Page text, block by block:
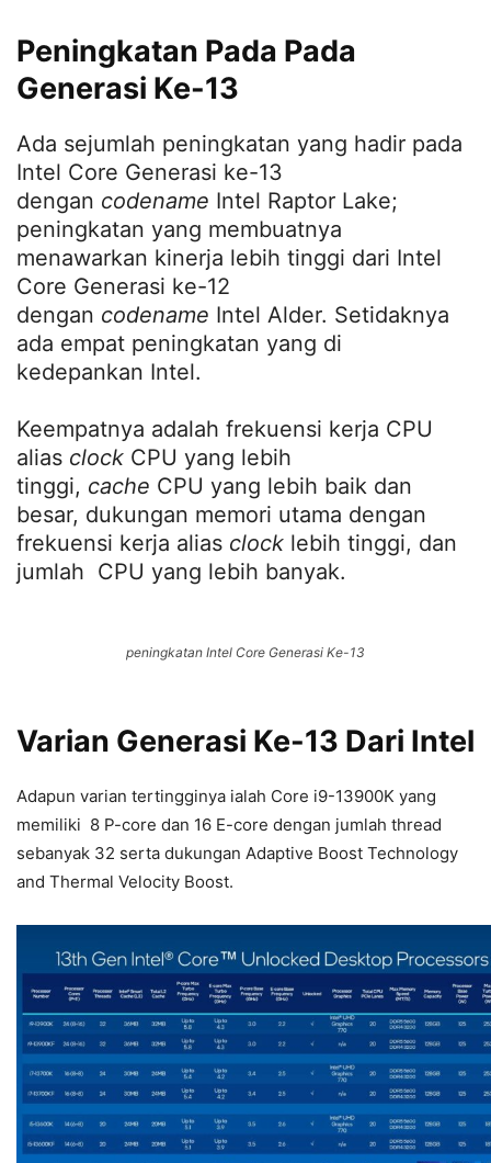
Peningkatan Pada Pada
Generasi Ke-13
Ada sejumlah peningkatan yang hadir pada
Intel Core Generasi ke-13
dengan codename Intel Raptor Lake;
peningkatan yang membuatnya
menawarkan kinerja lebih tinggi dari Intel
Core Generasi ke-12
dengan codename Intel Alder. Setidaknya
ada empat peningkatan yang di
kedepankan Intel.
Keempatnya adalah frekuensi kerja CPU
alias clock CPU yang lebih
tinggi, cache CPU yang lebih baik dan
besar, dukungan memori utama dengan
frekuensi kerja alias clock lebih tinggi, dan
jumlah CPU yang lebih banyak.
peningkatan Intel Core Generasi Ke-13
Varian Generasi Ke-13 Dari Intel
Adapun varian tertingginya ialah Core i9-13900K yang
memiliki 8 P-core dan 16 E-core dengan jumlah thread
sebanyak 32 serta dukungan Adaptive Boost Technology
and Thermal Velocity Boost.